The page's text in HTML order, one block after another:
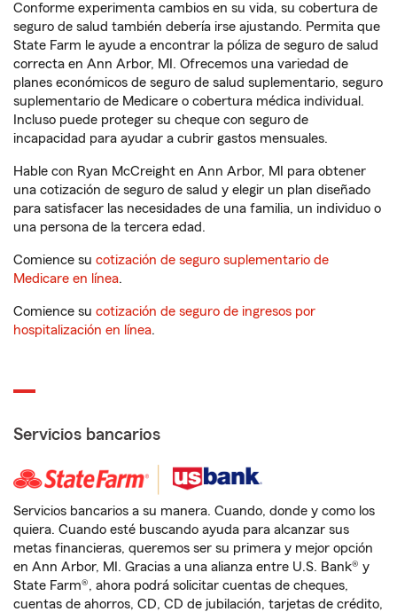
Conforme experimenta cambios en su vida, su cobertura de
seguro de salud también debería irse ajustando. Permita que
State Farm le ayude a encontrar la póliza de seguro de salud
correcta en Ann Arbor, MI. Ofrecemos una variedad de
planes económicos de seguro de salud suplementario, seguro
suplementario de Medicare o cobertura médica individual.
Incluso puede proteger su cheque con seguro de
incapacidad para ayudar a cubrir gastos mensuales.
Hable con Ryan McCreight en Ann Arbor, MI para obtener
una cotización de seguro de salud y elegir un plan diseñado
para satisfacer las necesidades de una familia, un individuo o
una persona de la tercera edad.
Comience su cotización de seguro suplementario de
Medicare en línea.
Comience su cotización de seguro de ingresos por
hospitalización en línea.
Servicios bancarios
Servicios bancarios a su manera. Cuando, donde y como los
quiera. Cuando esté buscando ayuda para alcanzar sus
metas financieras, queremos ser su primera y mejor opción
en Ann Arbor, MI. Gracias a una alianza entre U.S. Bank® y
State Farm®, ahora podrá solicitar cuentas de cheques,
cuentas de ahorros, CD, CD de jubilación, tarjetas de crédito,